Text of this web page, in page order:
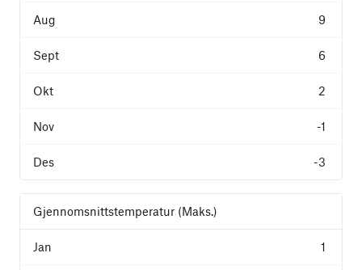
9
6
2
-1
-3
Gjennomsnittstemperatur (Maks.)
1